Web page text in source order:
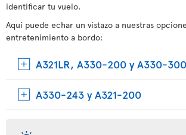
identificar tu vuelo.
Aquí puede echar un vistazo a nuestras
entretenimiento a bordo:
A321LR, A330-200 y A330-300
A330-243 y A321-200